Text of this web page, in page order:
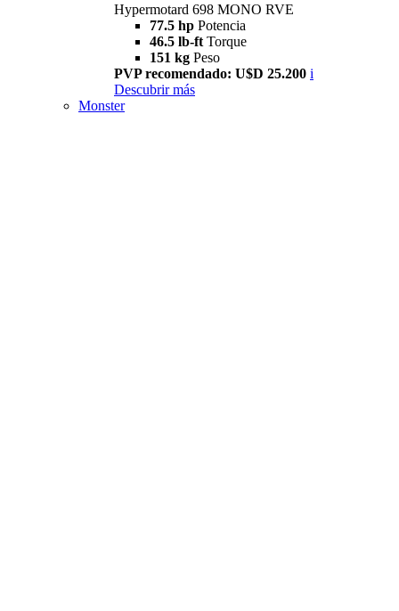
Hypermotard 698 MONO RVE
77.5 hp Potencia
46.5 lb-ft Torque
151 kg Peso
PVP recomendado: U$D 25.200 i
Descubrir más
Monster